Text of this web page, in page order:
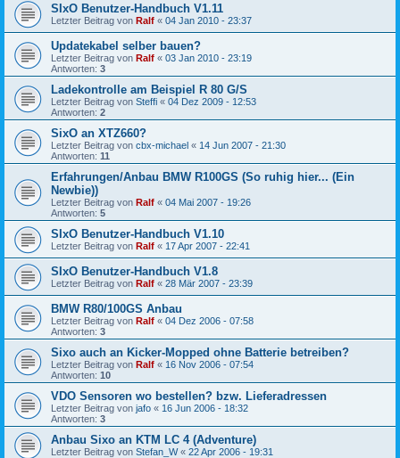
SIxO Benutzer-Handbuch V1.11
Letzter Beitrag von Ralf « 04 Jan 2010 - 23:37
Updatekabel selber bauen?
Letzter Beitrag von Ralf « 03 Jan 2010 - 23:19
Antworten: 3
Ladekontrolle am Beispiel R 80 G/S
Letzter Beitrag von Steffi « 04 Dez 2009 - 12:53
Antworten: 2
SixO an XTZ660?
Letzter Beitrag von cbx-michael « 14 Jun 2007 - 21:30
Antworten: 11
Erfahrungen/Anbau BMW R100GS (So ruhig hier... (Ein
Newbie))
Letzter Beitrag von Ralf « 04 Mai 2007 - 19:26
Antworten: 5
SIxO Benutzer-Handbuch V1.10
Letzter Beitrag von Ralf « 17 Apr 2007 - 22:41
SIxO Benutzer-Handbuch V1.8
Letzter Beitrag von Ralf « 28 Mär 2007 - 23:39
BMW R80/100GS Anbau
Letzter Beitrag von Ralf « 04 Dez 2006 - 07:58
Antworten: 3
Sixo auch an Kicker-Mopped ohne Batterie betreiben?
Letzter Beitrag von Ralf « 16 Nov 2006 - 07:54
Antworten: 10
VDO Sensoren wo bestellen? bzw. Lieferadressen
Letzter Beitrag von jafo « 16 Jun 2006 - 18:32
Antworten: 3
Anbau Sixo an KTM LC 4 (Adventure)
Letzter Beitrag von Stefan_W« 22 Apr 2006 - 19:31